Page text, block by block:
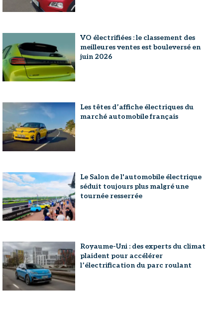
VO électrifiées : le classement des
meilleures ventes est bouleversé en
juin 2026
Les têtes d’affiche électriques du
marché automobile français
Le Salon de l'automobile électrique
séduit toujours plus malgré une
tournée resserrée
Royaume-Uni : des experts du climat
plaident pour accélérer
l’électrification du parc roulant